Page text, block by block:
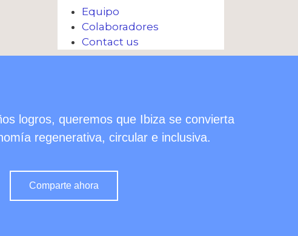
Equipo
Colaboradores
Contact us
logros, queremos que Ibiza se convierta
regenerativa, circular e inclusiva.
Comparte ahora